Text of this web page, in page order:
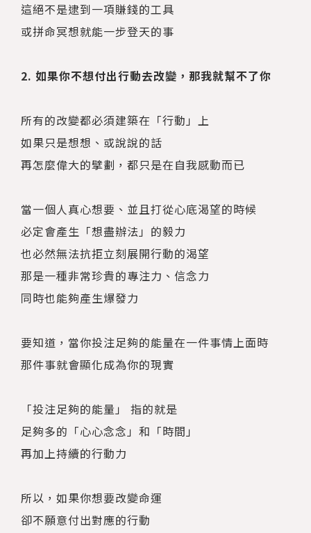
這絕不是逮到一項賺錢的工具
或拼命冥想就能一步登天的事
2. 如果你不想付出行動去改變，那我就幫不了你
所有的改變都必須建築在「行動」上
如果只是想想、或說說的話
再怎麼偉大的擘劃，都只是在自我感動而已
當一個人真心想要、並且打從心底渴望的時候
必定會產生「想盡辦法」的毅力
也必然無法抗拒立刻展開行動的渴望
那是一種非常珍貴的專注力、信念力
同時也能夠產生爆發力
要知道，當你投注足夠的能量在一件事情上面時
那件事就會顯化成為你的現實
「投注足夠的能量」 指的就是
足夠多的「心心念念」和「時間」
再加上持續的行動力
所以，如果你想要改變命運
卻不願意付出對應的行動